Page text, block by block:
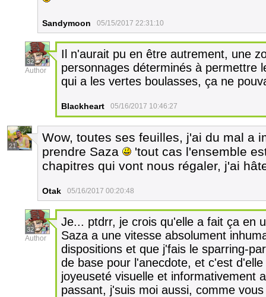
Sandymoon 05/15/2017 22:31:10
32
Author
Il n'aurait pu en être autrement, une
personnages déterminés à permettre
qui a les vertes boulasses, ça ne
Blackheart 05/16/2017 10:46:27
21
Wow, toutes ses feuilles, j'ai du mal a
prendre Saza
'tout cas l'ensemble
chapitres qui vont nous régaler, j'ai
Otak 05/16/2017 00:20:48
32
Author
Je... ptdrr, je crois qu'elle a fait ça en
Saza a une vitesse absolument
dispositions et que j'fais le sparring-
de base pour l'anecdote, et c'est
joyeuseté visuelle et informativement
passant, j'suis moi aussi, comme